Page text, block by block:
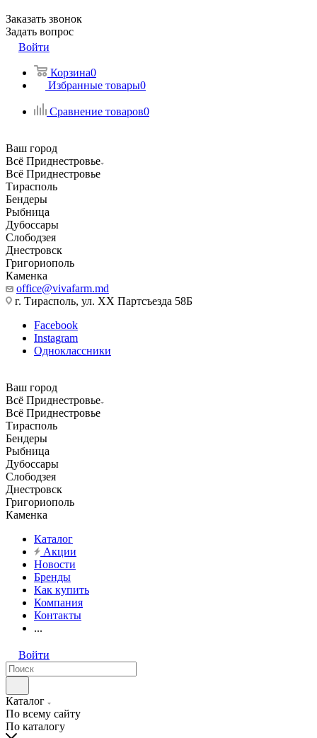
Заказать звонок
Задать вопрос
Войти
Корзина0
Избранные товары0
Сравнение товаров0
Ваш город
Всё Приднестровье
Всё Приднестровье
Тирасполь
Бендеры
Рыбница
Дубоссары
Слободзея
Днестровск
Григориополь
Каменка
office@vivafarm.md
г. Тирасполь, ул. ХХ Партсъезда 58Б
Facebook
Instagram
Одноклассники
Ваш город
Всё Приднестровье
Всё Приднестровье
Тирасполь
Бендеры
Рыбница
Дубоссары
Слободзея
Днестровск
Григориополь
Каменка
Каталог
Акции
Новости
Бренды
Как купить
Компания
Контакты
...
Войти
Каталог
По всему сайту
По каталогу